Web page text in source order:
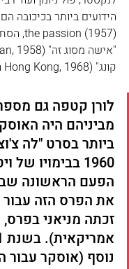
קונג" (A countess from Hong Kong, 1968).
לורן קטפה גם
מביניהם היה
1960 בבימויו
הפעם הראשונה
את הפרס הזה
זכתה מניאני
נוסף (אוסקר עבור